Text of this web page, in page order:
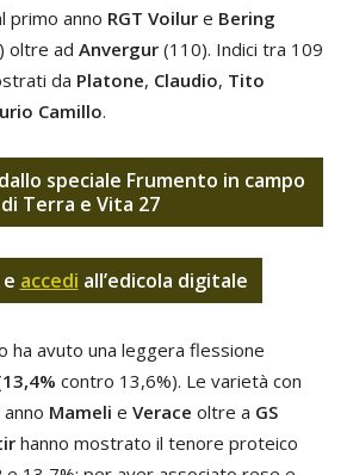
primo anno RGT Voilur e Bering
oltre ad Anvergur (110). Indici tra 109
da Platone, Claudio, Tito
Camillo.
speciale Frumento in campo
di Terra e Vita 27
e accedi all’edicola digitale
ha avuto una leggera flessione
13,4% contro 13,6%). Le varietà con
Mameli e Verace oltre a GS
hanno mostrato il tenore proteico